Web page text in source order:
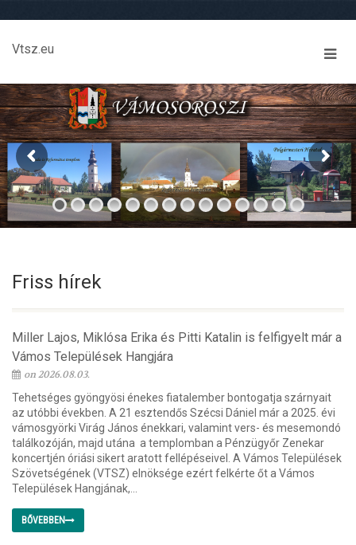
Vtsz.eu
Friss hírek
Miller Lajos, Miklósa Erika és Pitti Katalin is felfigyelt már a
Vámos Települések Hangjára
on 2026.08.03.
Tehetséges gyöngyösi énekes fiatalember bontogatja szárnyait
az utóbbi években. A 21 esztendős Szécsi Dániel már a 2025. évi
vámosgyörki Virág János énekkari, valamint vers- és mesemondó
találkozóján, majd utána a templomban a Pénzügyőr Zenekar
koncertjén óriási sikert aratott fellépéseivel. A Vámos Települések
Szövetségének (VTSZ) elnöksége ezért felkérte őt a Vámos
Települések Hangjának,...
BŐVEBBEN